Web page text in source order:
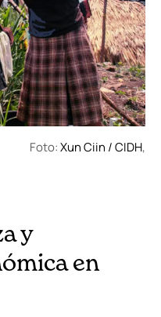
Foto:Xun Ciin / CIDH,
y
en